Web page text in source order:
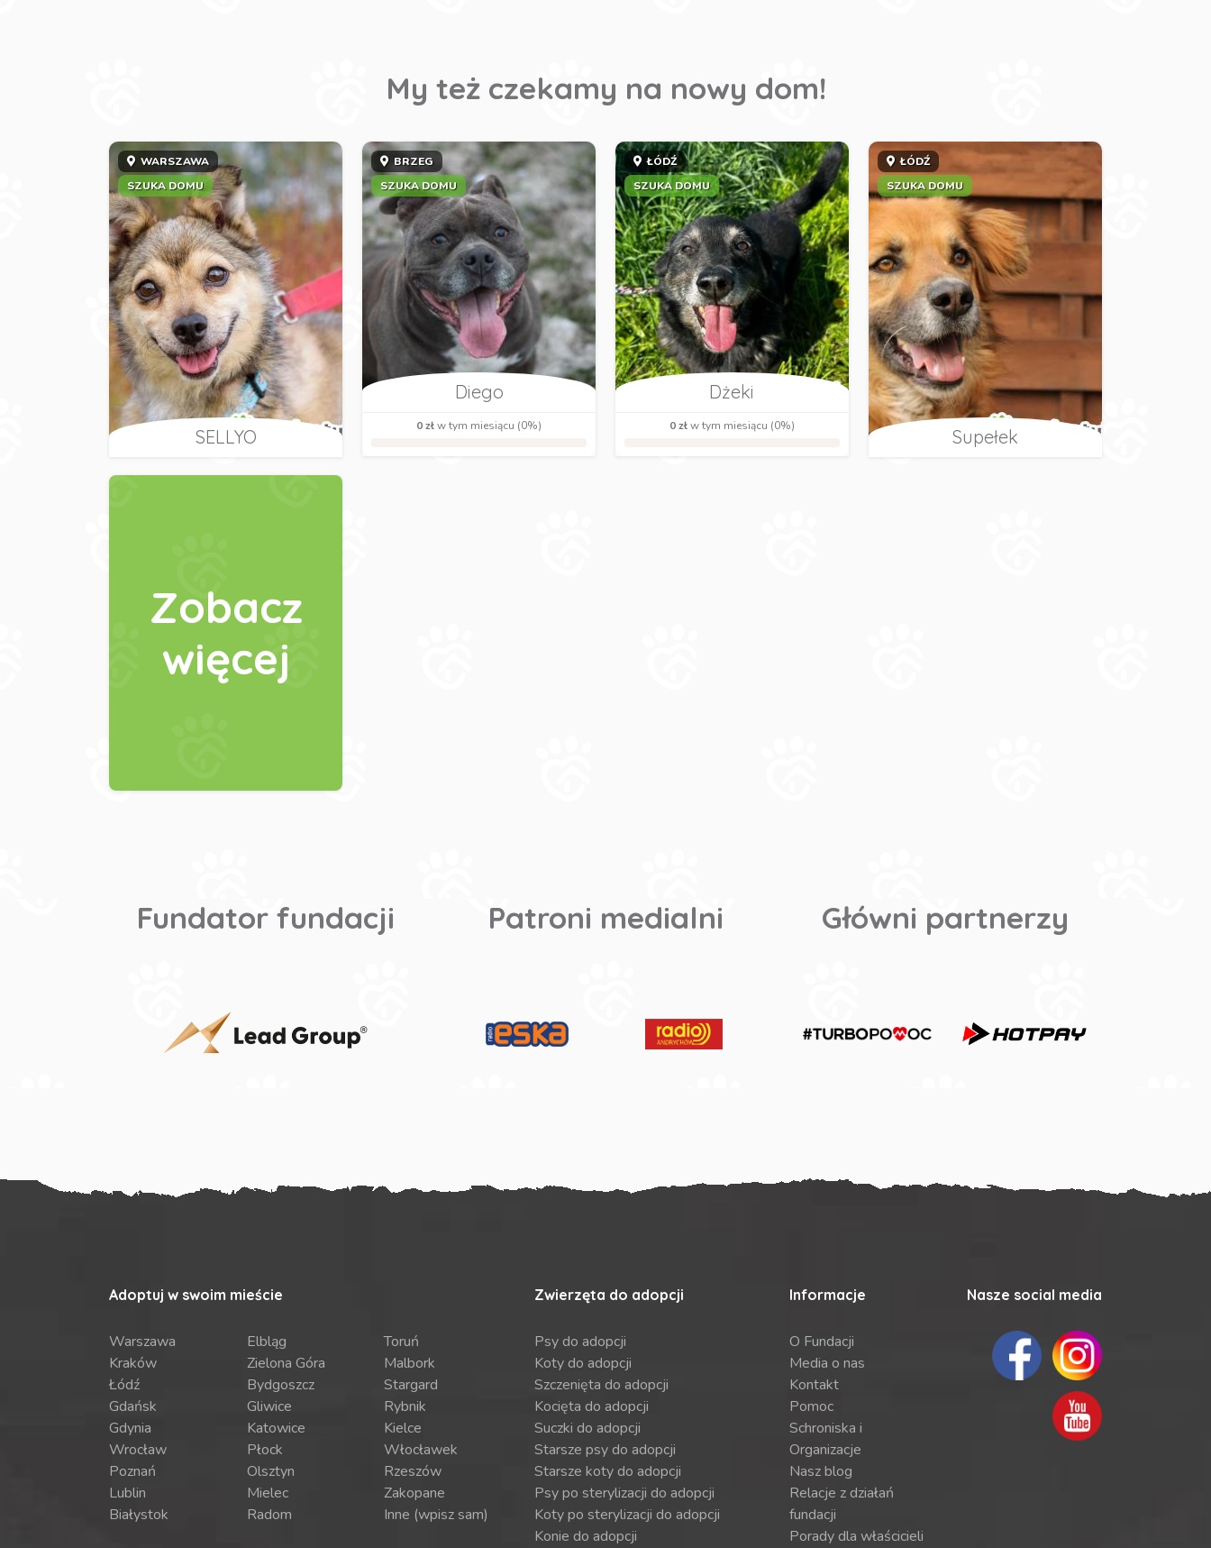
My też czekamy na nowy dom!
WARSZAWA
SZUKA DOMU
SELLYO
BRZEG
SZUKA DOMU
Diego
0 złw tym miesiącu (0%)
ŁÓDŹ
SZUKA DOMU
Dżeki
0 złw tym miesiącu (0%)
ŁÓDŹ
SZUKA DOMU
Supełek
Zobacz
więcej
Fundator fundacji Patroni medialni Główni partnerzy
Adoptuj w swoim mieście
Warszawa
Kraków
Łódź
Gdańsk
Gdynia
Wrocław
Poznań
Lublin
Białystok
Elbląg
Zielona Góra
Bydgoszcz
Gliwice
Katowice
Płock
Olsztyn
Mielec
Radom
Toruń
Malbork
Stargard
Rybnik
Kielce
Włocławek
Rzeszów
Zakopane
Inne (wpisz sam)
Zwierzęta do adopcji
Psy do adopcji
Koty do adopcji
Szczenięta do adopcji
Kocięta do adopcji
Suczki do adopcji
Starsze psy do adopcji
Starsze koty do adopcji
Psy po sterylizacji do adopcji
Koty po sterylizacji do adopcji
Konie do adopcji
Informacje
O Fundacji
Media o nas
Kontakt
Pomoc
Schroniska i
Organizacje
Nasz blog
Relacje z działań
fundacji
Porady dla właścicieli
Nasze social media